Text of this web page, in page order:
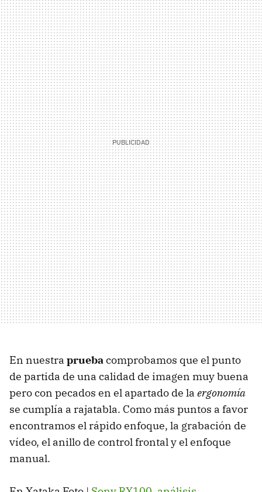
En nuestra pruebacomprobamos que el punto
de partida de una calidad de imagen muy buena
pero con pecados en el apartado de la ergonomía
se cumplía a rajatabla. Como más puntos a favor
encontramos el rápido enfoque, la grabación de
vídeo, el anillo de control frontal y el enfoque
manual.